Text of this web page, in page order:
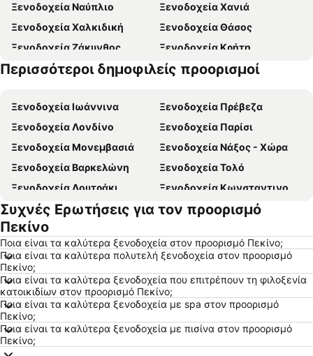
Ξενοδοχεία Ναύπλιο
Ξενοδοχεία Χανιά
Ξενοδοχεία Χαλκιδική
Ξενοδοχεία Θάσος
Ξενοδοχεία Ζάκυνθος
Ξενοδοχεία Κρήτη
Ξενοδοχεία Πελοπόννησος
Ξενοδοχεία Μύκονος
Περισσότεροι δημοφιλείς προορισμοί
Ξενοδοχεία Ιωάννινα
Ξενοδοχεία Πρέβεζα
Ξενοδοχεία Λονδίνο
Ξενοδοχεία Παρίσι
Ξενοδοχεία Μονεμβασιά
Ξενοδοχεία Νάξος - Χώρα
Ξενοδοχεία Βαρκελώνη
Ξενοδοχεία Τολό
Ξενοδοχεία Λουτράκι
Ξενοδοχεία Κωνσταντινούπολη
Ξενοδοχεία Βιέννη
Ξενοδοχεία Ρώμη
Ξενοδοχεία Αλεξανδρούπολη
Ξενοδοχεία Βουδαπέστη
Ξενοδοχεία Κρακοβία
Ξενοδοχεία Σύβοτα
Ξενοδοχεία Ίος - Χώρα
Ξενοδοχεία Ελλάδα
Ξενοδοχεία Κέρκυρα
Ξενοδοχεία Εύβοια
Ξενοδοχεία Λευκάδα
Ξενοδοχεία Κεφαλονιά
Ξενοδοχεία Σαντορίνη
Ξενοδοχεία Τήνος
Συχνές Ερωτήσεις για τον προορισμό
Πεκίνο
Ποια είναι τα καλύτερα ξενοδοχεία στον προορισμό Πεκίνο;
Ποια είναι τα καλύτερα πολυτελή ξενοδοχεία στον προορισμό
Πεκίνο;
Ποια είναι τα καλύτερα ξενοδοχεία που επιτρέπουν τη φιλοξενία
κατοικιδίων στον προορισμό Πεκίνο;
Ποια είναι τα καλύτερα ξενοδοχεία με spa στον προορισμό
Πεκίνο;
Ποια είναι τα καλύτερα ξενοδοχεία με πισίνα στον προορισμό
Πεκίνο;